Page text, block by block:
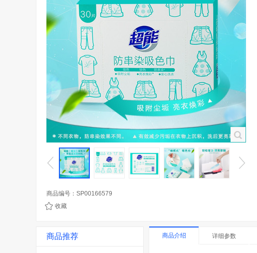
商品编号：SP00166579
收藏
商品推荐 商品介绍 详细参数